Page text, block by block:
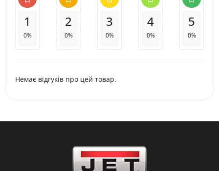
1
0%
2
0%
3
0%
4
0%
5
0%
Немає відгуків про цей товар.